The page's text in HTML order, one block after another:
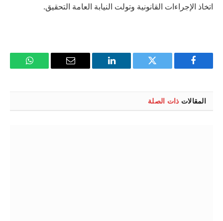
اتخاذ الإجراءات القانونية وتولت النيابة العامة التحقيق.
فيسبوك تويتر لينكدإن
البريد
واتساب
المقالات ذات الصلة